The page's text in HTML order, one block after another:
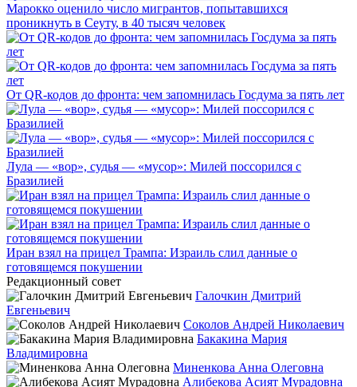
Марокко оценило число мигрантов, попытавшихся
проникнуть в Сеуту, в 40 тысяч человек
От QR-кодов до фронта: чем запомнилась Госдума за пять лет
Лула — «вор», судья — «мусор»: Милей поссорился с
Бразилией
Иран взял на прицел Трампа: Израиль слил данные о
готовящемся покушении
Редакционный совет
Галочкин Дмитрий
Евгеньевич
Соколов Андрей Николаевич
Бакакина Мария
Владимировна
Миненкова Анна Олеговна
Алибекова Асият Мурадовна